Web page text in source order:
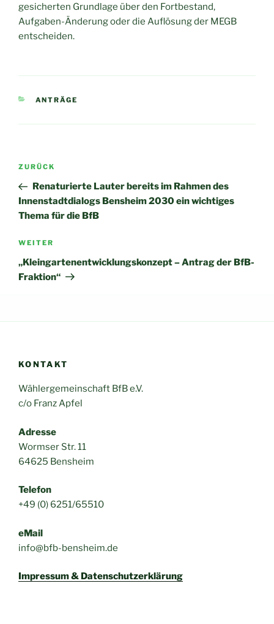
gesicherten Grundlage über den Fortbestand,
Aufgaben-Änderung oder die Auflösung der MEGB
entscheiden.
KATEGORIEN
ANTRÄGE
Beitragsnavigation
Vorheriger
Beitrag
ZURÜCK
Renaturierte Lauter bereits im Rahmen des
Innenstadtdialogs Bensheim 2030 ein wichtiges
Thema für die BfB
Nächster
Beitrag
WEITER
„Kleingartenentwicklungskonzept – Antrag der BfB-
Fraktion“
KONTAKT
Wählergemeinschaft BfB e.V.
c/o Franz Apfel
Adresse
Wormser Str. 11
64625 Bensheim
Telefon
+49 (0) 6251/65510
eMail
info@bfb-bensheim.de
Impressum & Datenschutzerklärung